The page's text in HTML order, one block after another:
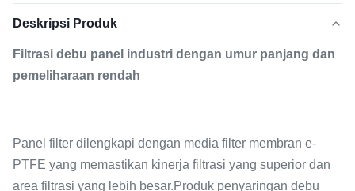
Deskripsi Produk
Filtrasi debu panel industri dengan umur panjang dan
pemeliharaan rendah
Panel filter dilengkapi dengan media filter membran e-
PTFE yang memastikan kinerja filtrasi yang superior dan
area filtrasi yang lebih besar.Produk penyaringan debu